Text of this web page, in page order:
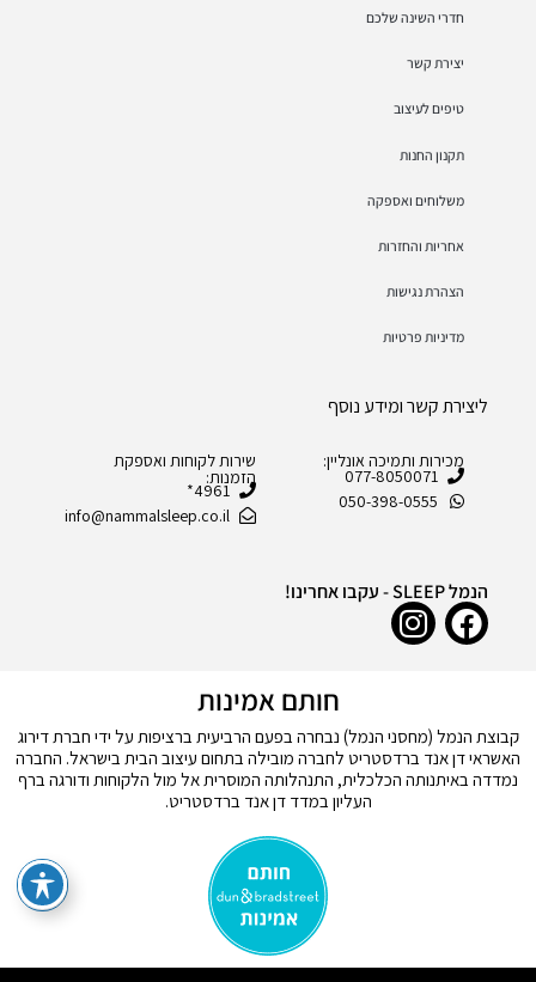
חדרי השינה שלכם
יצירת קשר
טיפים לעיצוב
תקנון החנות
משלוחים ואספקה
אחריות והחזרות
הצהרת נגישות
מדיניות פרטיות
ליצירת קשר ומידע נוסף
מכירות ותמיכה אונליין:
077-8050071
050-398-0555
שירות לקוחות ואספקת
הזמנות:
4961*
info@nammalsleep.co.il
הנמל SLEEP - עקבו אחרינו!
חותם אמינות
קבוצת הנמל (מחסני הנמל) נבחרה בפעם הרביעית ברציפות על ידי חברת דירוג
האשראי דן אנד ברדסטריט לחברה מובילה בתחום עיצוב הבית בישראל. החברה
נמדדה באיתנותה הכלכלית, התנהלותה המוסרית אל מול הלקוחות ודורגה ברף
העליון במדד דן אנד ברדסטריט.